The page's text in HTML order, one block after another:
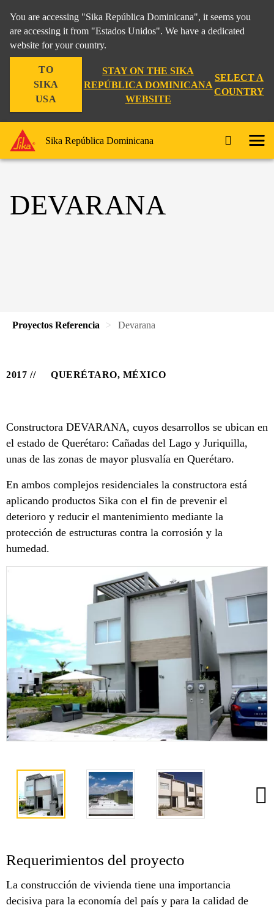
You are accessing "Sika República Dominicana", it seems you
are accessing it from "Estados Unidos". We have a dedicated
website for your country.
TO
SIKA
USA
STAY ON THE SIKA
REPÚBLICA DOMINICANA
WEBSITE
SELECT A
COUNTRY
Sika República Dominicana
DEVARANA
Proyectos Referencia Devarana
2017 QUERÉTARO, MÉXICO
Constructora DEVARANA, cuyos desarrollos se ubican en
el estado de Querétaro: Cañadas del Lago y Juriquilla,
unas de las zonas de mayor plusvalía en Querétaro.
En ambos complejos residenciales la constructora está
aplicando productos Sika con el fin de prevenir el
deterioro y reducir el mantenimiento mediante la
protección de estructuras contra la corrosión y la
humedad.
Requerimientos del proyecto
La construcción de vivienda tiene una importancia
decisiva para la economía del país y para la calidad de